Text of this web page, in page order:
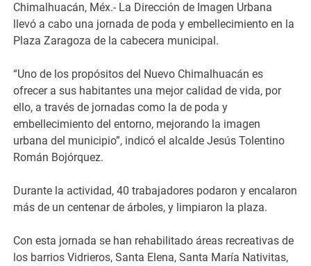
Chimalhuacán, Méx.- La Dirección de Imagen Urbana
llevó a cabo una jornada de poda y embellecimiento en la
Plaza Zaragoza de la cabecera municipal.
“Uno de los propósitos del Nuevo Chimalhuacán es
ofrecer a sus habitantes una mejor calidad de vida, por
ello, a través de jornadas como la de poda y
embellecimiento del entorno, mejorando la imagen
urbana del municipio”, indicó el alcalde Jesús Tolentino
Román Bojórquez.
Durante la actividad, 40 trabajadores podaron y encalaron
más de un centenar de árboles, y limpiaron la plaza.
Con esta jornada se han rehabilitado áreas recreativas de
los barrios Vidrieros, Santa Elena, Santa María Nativitas,